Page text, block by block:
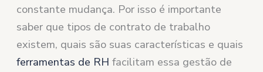
constante mudança. Por isso é importante
saber que tipos de contrato de trabalho
existem, quais são suas características e quais
ferramentas de RH facilitam essa gestão de